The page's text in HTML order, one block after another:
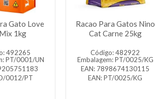
Gato Love
1kg
492265
PT/0001/UN
0012/PT
Racao Para Gatos Nino
Cat Carne 25kg
Código: 482922
Embalagem: PT/0025/KG
EAN: 7898674130115
EAN: PT/0025/KG